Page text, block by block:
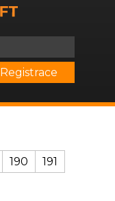
Registrace
190 191